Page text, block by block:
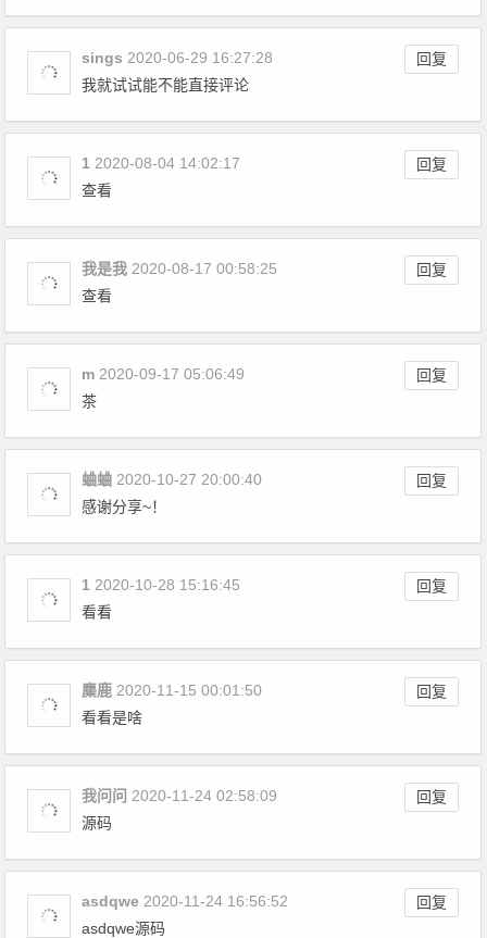
sings 回复
2020-06-29 16:27:28
我就试试能不能直接评论
1 回复
2020-08-04 14:02:17
查看
我是我 回复
2020-08-17 00:58:25
查看
m 回复
2020-09-17 05:06:49
茶
蛐蛐 回复
2020-10-27 20:00:40
感谢分享~！
1 回复
2020-10-28 15:16:45
看看
麋鹿 回复
2020-11-15 00:01:50
看看是啥
我问问 回复
2020-11-24 02:58:09
源码
asdqwe 回复
2020-11-24 16:56:52
asdqwe源码